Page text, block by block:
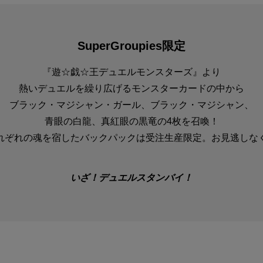
SuperGroupies限定
『遊☆戯☆王デュエルモンスターズ』より
熱いデュエルを繰り広げるモンスターカードの中から
ブラック・マジシャン・ガール、ブラック・マジシャン、
青眼の白龍、真紅眼の黒竜の4枚を召喚！
ぞれの魂を宿したバックパックは受注生産限定。お見逃しな
いざ！デュエルスタンバイ！